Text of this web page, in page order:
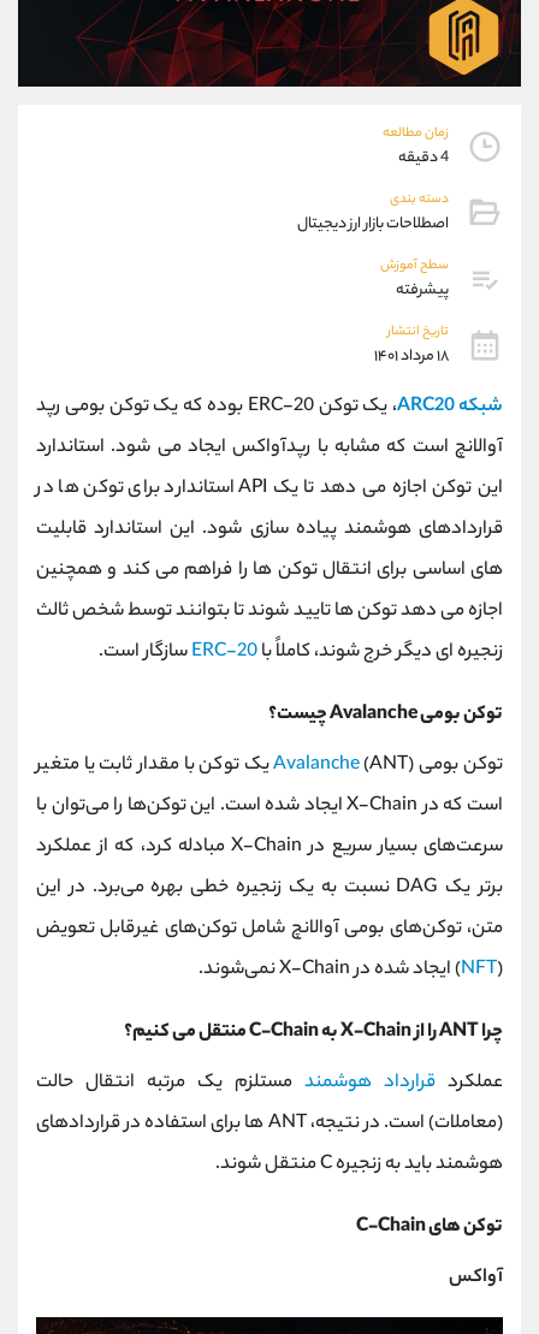
زمان مطالعه
4 دقیقه
دسته بندی
اصطلاحات بازار ارز دیجیتال
سطح آموزش
پیشرفته
تاریخ انتشار
۱۸ مرداد ۱۴۰۱
شبکه ARC20
، یک توکن ERC-20 بوده که یک توکن بومی رپد
آوالانچ است که مشابه با رپدآواکس ایجاد می شود. استاندارد
این توکن اجازه می دهد تا یک API استاندارد برای توکن ها در
قراردادهای هوشمند پیاده سازی شود. این استاندارد قابلیت
های اساسی برای انتقال توکن ها را فراهم می کند و همچنین
اجازه می دهد توکن ها تایید شوند تا بتوانند توسط شخص ثالث
زنجیره ای دیگر خرج شوند، کاملاً باERC-20سازگار است.
توکن بومی Avalanche چیست؟
توکن بومی
Avalanche(ANT) یک توکن با مقدار ثابت یا متغیر
است که در X-Chain ایجاد شده است. این توکن‌ها را می‌توان با
سرعت‌های بسیار سریع در X-Chain مبادله کرد، که از عملکرد
برتر یک DAG نسبت به یک زنجیره خطی بهره می‌برد. در این
متن، توکن‌های بومی آوالانچ شامل توکن‌های غیرقابل تعویض
(
NFT) ایجاد شده در X-Chain نمی‌شوند.
چرا ANT را از X-Chain به C-Chain منتقل می کنیم؟
عملکرد قرارداد هوشمند مستلزم یک مرتبه انتقال حالت
(معاملات) است. در نتیجه، ANT ها برای استفاده در قراردادهای
هوشمند باید به زنجیره C منتقل شوند.
توکن های C-Chain
آواکس
09304891085
واتساپ شروع گفتگو
تلگرام @Armteam_admin_103
پشتیبان فروش
موبایل
واتساپ
داخلی
اطلاعات تماس (دفتر فروش)
تلفن 021-22021030
بدون پیش شماره 90001030
اینستاگرام @alireza.mehrabii
کانال تلگرام @alirezamehrabi_com